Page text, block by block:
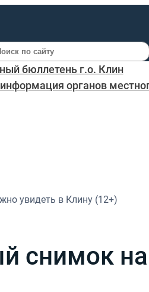
бюллетень г.о. Клин
органов
увидеть в Клину (12+)
снимок